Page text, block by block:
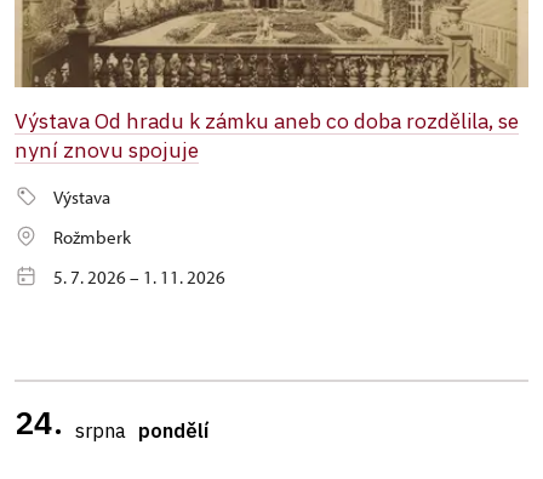
Výstava Od hradu k zámku aneb co doba rozdělila, se
nyní znovu spojuje
Výstava
Rožmberk
5. 7. 2026 – 1. 11. 2026
24. srpna pondělí